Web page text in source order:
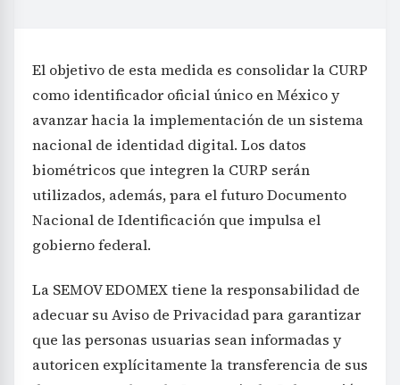
El objetivo de esta medida es consolidar la CURP
como identificador oficial único en México y
avanzar hacia la implementación de un sistema
nacional de identidad digital. Los datos
biométricos que integren la CURP serán
utilizados, además, para el futuro Documento
Nacional de Identificación que impulsa el
gobierno federal.
La SEMOV EDOMEX tiene la responsabilidad de
adecuar su Aviso de Privacidad para garantizar
que las personas usuarias sean informadas y
autoricen explícitamente la transferencia de sus